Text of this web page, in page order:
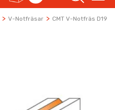
> V-Notfräsar > CMT V-Notfräs D19